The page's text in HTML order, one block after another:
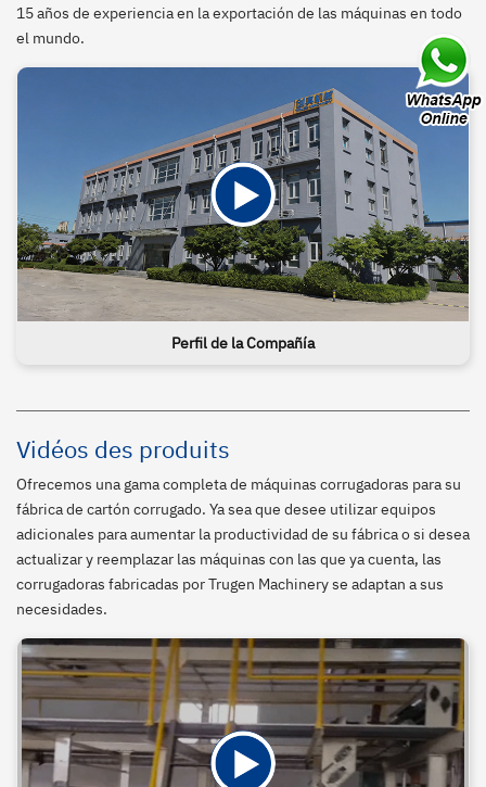
15 años de experiencia en la exportación de las máquinas en todo
el mundo.
Perfil de la Compañía
Vidéos des produits
Ofrecemos una gama completa de máquinas corrugadoras para su
fábrica de cartón corrugado. Ya sea que desee utilizar equipos
adicionales para aumentar la productividad de su fábrica o si desea
actualizar y reemplazar las máquinas con las que ya cuenta, las
corrugadoras fabricadas por Trugen Machinery se adaptan a sus
necesidades.